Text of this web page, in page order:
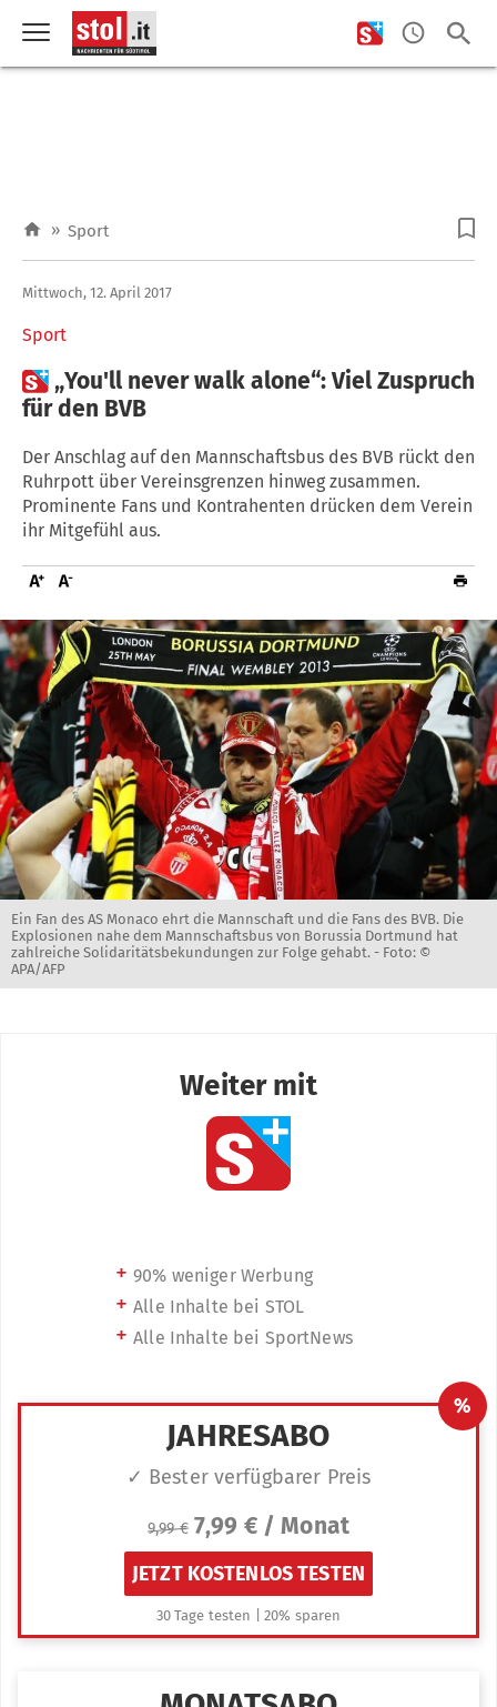
» Sport
Sport
Mittwoch, 12. April 2017
„You'll never walk alone“: Viel Zuspruch
für den BVB
Der Anschlag auf den Mannschaftsbus des BVB rückt den
Ruhrpott über Vereinsgrenzen hinweg zusammen.
Prominente Fans und Kontrahenten drücken dem Verein
ihr Mitgefühl aus.
Ein Fan des AS Monaco ehrt die Mannschaft und die Fans des BVB. Die
Explosionen nahe dem Mannschaftsbus von Borussia Dortmund hat
zahlreiche Solidaritätsbekundungen zur Folge gehabt. - Foto: ©
APA/AFP